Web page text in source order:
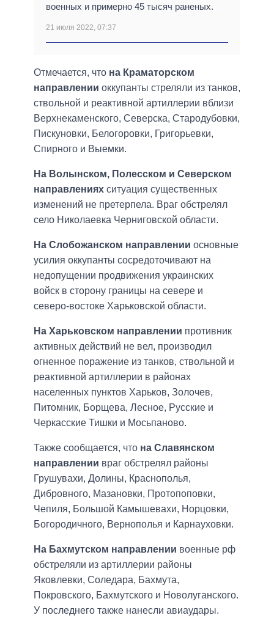
военных и примерно 45 тысяч раненых.
21 июля 2022, 07:37
Отмечается, что на Краматорском
направлении оккупанты стреляли из танков,
ствольной и реактивной артиллерии вблизи
Верхнекаменского, Северска, Стародубовки,
Пискуновки, Белогоровки, Григорьевки,
Спирного и Выемки.
На Волынском, Полесском и Северском
направлениях ситуация существенных
изменений не претерпела. Враг обстрелял
село Николаевка Черниговской области.
На Слобожанском направлении основные
усилия оккупанты сосредоточивают на
недопущении продвижения украинских
войск в сторону границы на севере и
северо-востоке Харьковской области.
На Харьковском направлении противник
активных действий не вел, производил
огненное поражение из танков, ствольной и
реактивной артиллерии в районах
населенных пунктов Харьков, Золочев,
Питомник, Борщева, Лесное, Русские и
Черкасские Тишки и Мосьпаново.
Также сообщается, что на Славянском
направлении враг обстрелял районы
Грушувахи, Долины, Краснополья,
Дибровного, Мазановки, Протопоповки,
Чепиля, Большой Камышевахи, Норцовки,
Богородичного, Вернополья и Карнауховки.
На Бахмутском направлении военные рф
обстреляли из артиллерии районы
Яковлевки, Соледара, Бахмута,
Покровского, Бахмутского и Новолуганского.
У последнего также нанесли авиаудары.